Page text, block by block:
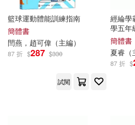
中國標准出版社(60)
僑務委員會(60) 張曉風
文物出版社(655)
旅遊教育出版社(646)
湖北美術出版社(639)
籃球運動體能訓練指南
簡體書
閆燕，趙可偉（主編）
87 折 $287 $330
試閱
經綸學
學五年
簡體書
夏睿（
87 折 $